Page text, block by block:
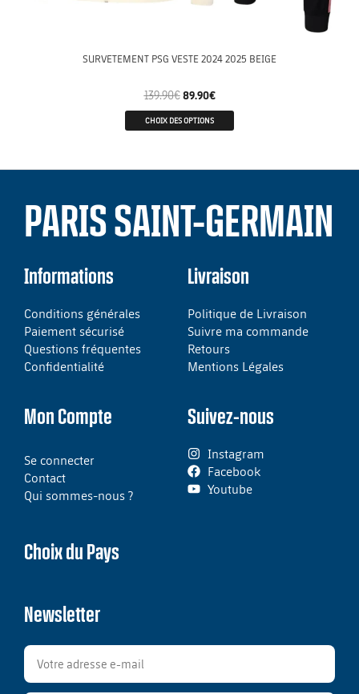
SURVETEMENT PSG VESTE 2024 2025 BEIGE
139.90€ 89.90€
CHOIX DES OPTIONS
PARIS SAINT-GERMAIN
Informations
Conditions générales
Paiement sécurisé
Questions fréquentes
Confidentialité
Livraison
Politique de Livraison
Suivre ma commande
Retours
Mentions Légales
Mon Compte
Se connecter
Contact
Qui sommes-nous ?
Suivez-nous
Instagram
Facebook
Youtube
Choix du Pays
Newsletter